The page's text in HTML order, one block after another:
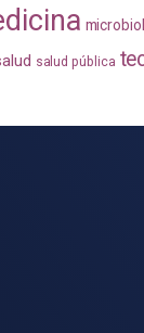
salud pública